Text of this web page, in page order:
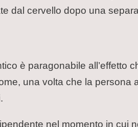
dal cervello dopo una
è paragonabile all’effetto
una volta che la persona
.
nel momento in cui